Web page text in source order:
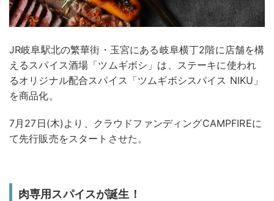
JR岐阜駅北の繁華街・玉宮にある岐阜横丁2階に店舗を構
えるスパイス酒場「ツムギボシ」は、ステーキに使われ
るオリジナル配合スパイス「ツムギボシスパイス NIKU」
を商品化。
7月27日(木)より、クラウドファンディングCAMPFIREに
て先行販売をスタートさせた。
肉専用スパイスが誕生！